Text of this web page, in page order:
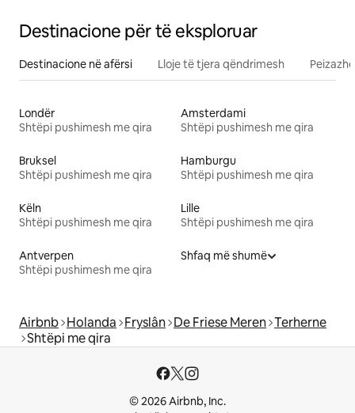
Destinacione për të eksploruar
Destinacione në afërsi Lloje të tjera qëndrimesh
Londër
Shtëpi pushimesh me qira
Amsterdami
Shtëpi pushimesh me qira
Bruksel
Shtëpi pushimesh me qira
Hamburgu
Shtëpi pushimesh me qira
Këln
Shtëpi pushimesh me qira
Lille
Shtëpi pushimesh me qira
Antverpen
Shtëpi pushimesh me qira
Shfaq më shumë
Airbnb Holanda Fryslân De Friese Meren Terherne
Shtëpi me qira
© 2026 Airbnb, Inc.